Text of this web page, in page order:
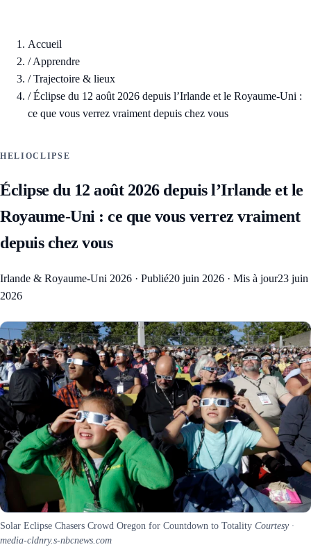
Accueil
/Apprendre
/Trajectoire & lieux
/Éclipse du 12 août 2026 depuis l’Irlande et le Royaume-Uni :
ce que vous verrez vraiment depuis chez vous
HELIOCLIPSE
Éclipse du 12 août 2026 depuis l’Irlande et le
Royaume-Uni : ce que vous verrez vraiment
depuis chez vous
Irlande & Royaume-Uni 2026 · Publié20 juin 2026 · Mis à jour23 juin
2026
Solar Eclipse Chasers Crowd Oregon for Countdown to Totality Courtesy ·
media-cldnry.s-nbcnews.com